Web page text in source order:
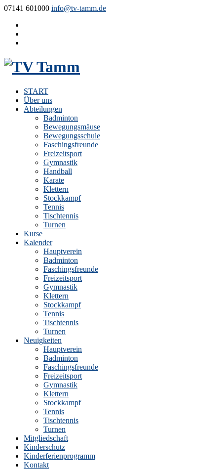
07141 601000 info@tv-tamm.de
START
Über uns
Abteilungen
Badminton
Bewegungsmäuse
Bewegungsschule
Faschingsfreunde
Freizeitsport
Gymnastik
Handball
Karate
Klettern
Stockkampf
Tennis
Tischtennis
Turnen
Kurse
Kalender
Hauptverein
Badminton
Faschingsfreunde
Freizeitsport
Gymnastik
Klettern
Stockkampf
Tennis
Tischtennis
Turnen
Neuigkeiten
Hauptverein
Badminton
Faschingsfreunde
Freizeitsport
Gymnastik
Klettern
Stockkampf
Tennis
Tischtennis
Turnen
Mitgliedschaft
Kinderschutz
Kinderferienprogramm
Kontakt